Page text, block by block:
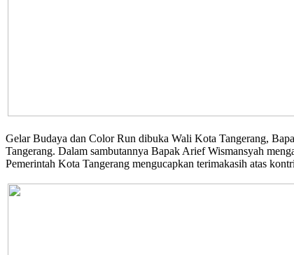
Gelar Budaya dan Color Run dibuka Wali Kota Tangerang,
Tangerang. Dalam sambutannya Bapak Arief Wismansyah
Pemerintah Kota Tangerang mengucapkan terimakasih atas